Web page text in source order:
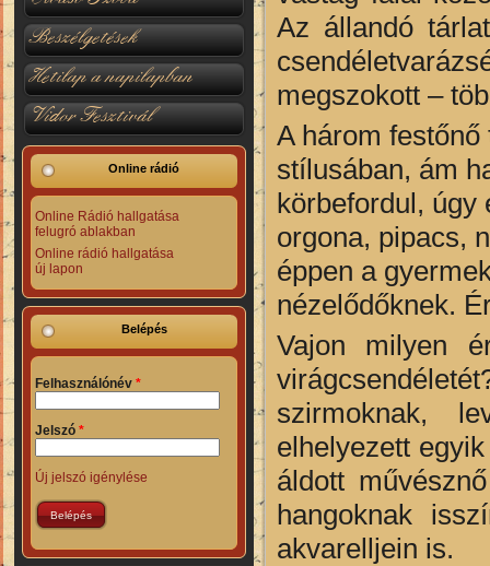
Beszélgetések
Hetilap a napilapban
Vidor Fesztivál
Online rádió
Online Rádió hallgatása
felugró ablakban
Online rádió hallgatása
új lapon
Belépés
Felhasználónév *
Jelszó *
Új jelszó igénylése
Az állandó
megszokott –
A három
stílusában, ám
körbefordul, úgy
orgona, pipacs,
éppen a
nézelődőknek.
Vajon milyen
szirmoknak,
elhelyezett
áldott
hangoknak
akvarelljein is.